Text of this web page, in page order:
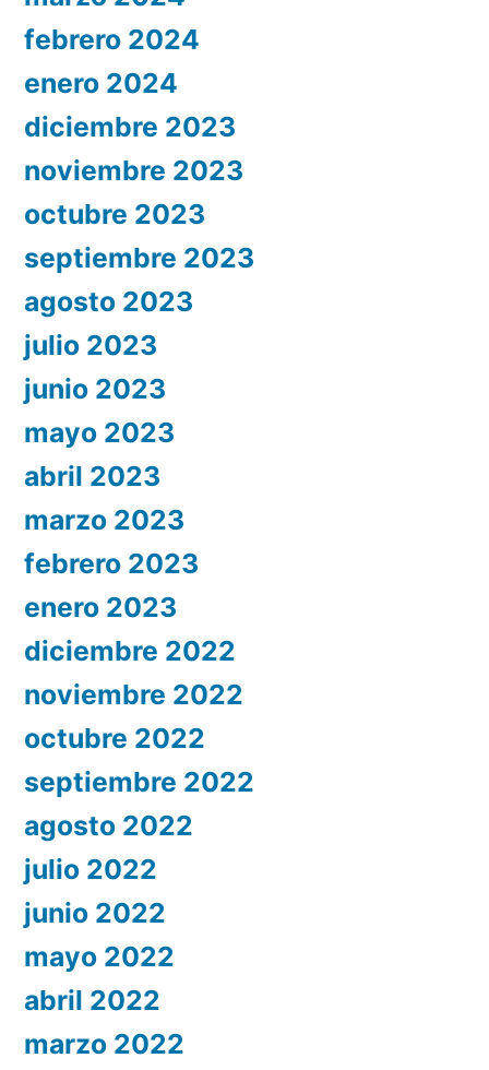
febrero 2024
enero 2024
diciembre 2023
noviembre 2023
octubre 2023
septiembre 2023
agosto 2023
julio 2023
junio 2023
mayo 2023
abril 2023
marzo 2023
febrero 2023
enero 2023
diciembre 2022
noviembre 2022
octubre 2022
septiembre 2022
agosto 2022
julio 2022
junio 2022
mayo 2022
abril 2022
marzo 2022